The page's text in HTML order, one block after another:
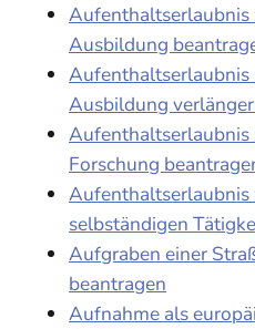
Aufenthaltserlaubnis
Ausbildung
Aufenthaltserlaubnis
Ausbildung
Aufenthaltserlaubnis
Forschung
Aufenthaltserlaubnis
selbständigen
Aufgraben einer
beantragen
Aufnahme als